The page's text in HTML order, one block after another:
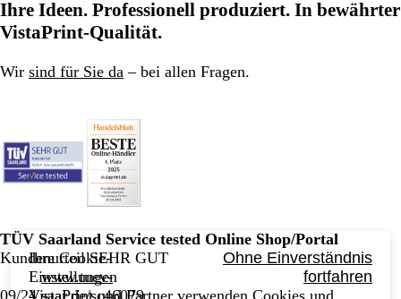
Ihre Ideen. Professionell produziert. In bewährter
VistaPrint-Qualität.
Wir sind für Sie da – bei allen Fragen.
TÜV Saarland Service tested Online Shop/Portal
Kundenurteil SEHR GUT
www.tuev-
Ihre Cookie-
Einstellungen
Ohne Einverständnis
fortfahren
VistaPrint und Partner verwenden Cookies und